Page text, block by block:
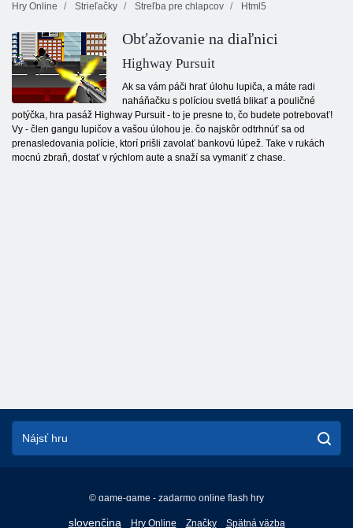
Hry Online
Strieľačky Streľba pre chlapcov Html5
Obťažovanie na diaľnici
Highway Pursuit
Ak sa vám páči hrať úlohu lupiča, a máte radi
naháňačku s políciou svetlá blikať a pouličné
potýčka, hra pasáž Highway Pursuit - to je presne to, čo budete potrebovať!
Vy - člen gangu lupičov a vašou úlohou je. čo najskôr odtrhnúť sa od
prenasledovania polície, ktorí prišli zavolať bankovú lúpež. Take v rukách
mocnú zbraň, dostať v rýchlom aute a snaží sa vymaniť z chase.
© game-game - zadarmo online flash hry
slovenčina
English
Hry Online Značky Spätná väzba